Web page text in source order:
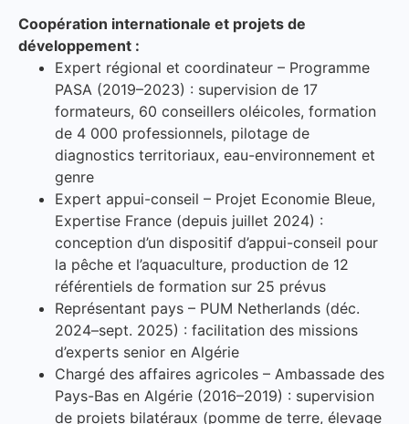
Coopération internationale et projets de
développement :
Expert régional et coordinateur – Programme
PASA (2019–2023) : supervision de 17
formateurs, 60 conseillers oléicoles, formation
de 4 000 professionnels, pilotage de
diagnostics territoriaux, eau-environnement et
genre
Expert appui-conseil – Projet Economie Bleue,
Expertise France (depuis juillet 2024) :
conception d’un dispositif d’appui-conseil pour
la pêche et l’aquaculture, production de 12
référentiels de formation sur 25 prévus
Représentant pays – PUM Netherlands (déc.
2024–sept. 2025) : facilitation des missions
d’experts senior en Algérie
Chargé des affaires agricoles – Ambassade des
Pays-Bas en Algérie (2016–2019) : supervision
de projets bilatéraux (pomme de terre, élevage